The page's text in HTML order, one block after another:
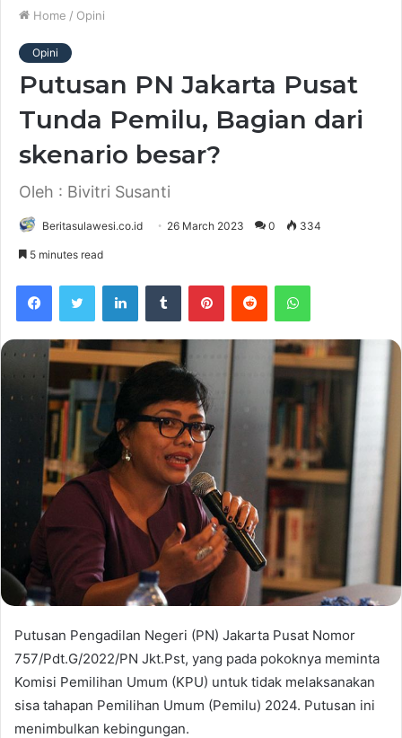
Home / Opini
Opini
Putusan PN Jakarta Pusat
Tunda Pemilu, Bagian dari
skenario besar?
Oleh : Bivitri Susanti
Beritasulawesi.co.id 26 March 2023 0 334
5 minutes read
Putusan Pengadilan Negeri (PN) Jakarta Pusat Nomor
757/Pdt.G/2022/PN Jkt.Pst, yang pada pokoknya meminta
Komisi Pemilihan Umum (KPU) untuk tidak melaksanakan
sisa tahapan Pemilihan Umum (Pemilu) 2024. Putusan ini
menimbulkan kebingungan.